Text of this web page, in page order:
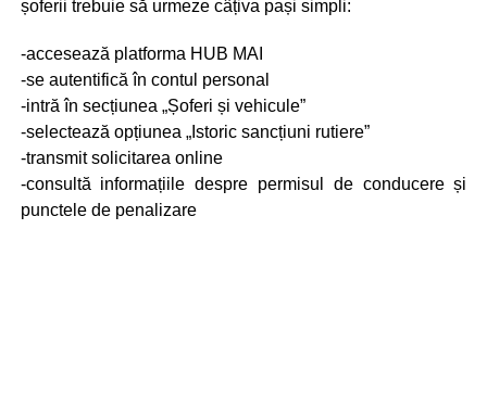
șoferii trebuie să urmeze câțiva pași simpli:
-accesează platforma HUB MAI
-se autentifică în contul personal
-intră în secțiunea „Șoferi și vehicule”
-selectează opțiunea „Istoric sancțiuni rutiere”
-transmit solicitarea online
-consultă informațiile despre permisul de conducere și
punctele de penalizare